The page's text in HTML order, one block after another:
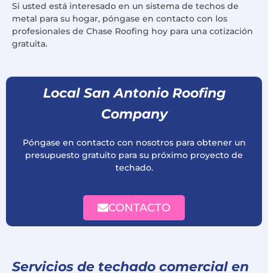
Si usted está interesado en un sistema de techos de
metal para su hogar, póngase en contacto con los
profesionales de Chase Roofing hoy para una cotización
gratuita.
Local San Antonio Roofing
Company
Póngase en contacto con nosotros para obtener un
presupuesto gratuito para su próximo proyecto de
techado.
CONTACTO
Servicios de techado comercial en